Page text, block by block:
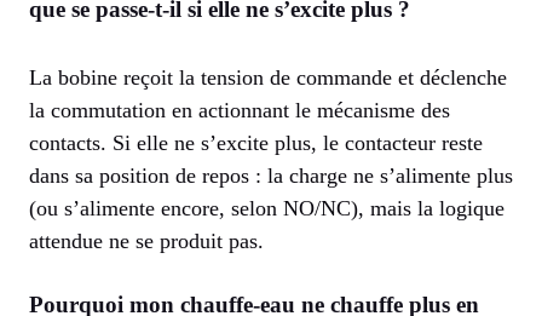
que se passe-t-il si elle ne s’excite plus ?
La bobine reçoit la tension de commande et déclenche
la commutation en actionnant le mécanisme des
contacts. Si elle ne s’excite plus, le contacteur reste
dans sa position de repos : la charge ne s’alimente plus
(ou s’alimente encore, selon NO/NC), mais la logique
attendue ne se produit pas.
Pourquoi mon chauffe-eau ne chauffe plus en